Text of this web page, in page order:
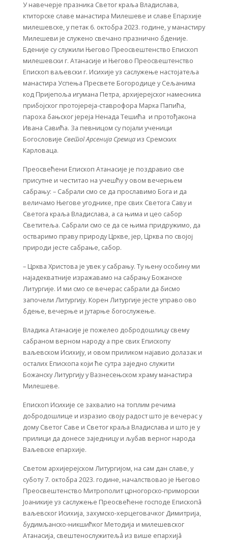
У навечерје празника Светог краља Владислава,
ктиторске славе манастира Милешеве и славе Епархије
милешевске, у петак 6. октобра 2023. године, у манастиру
Милешеви је служено свечано празнично бденије.
Бденије су служили Његово Преосвештенство Епископ
милешевски г. Атанасије и Његово Преосвештенство
Епископ ваљевски г. Исихије уз саслужење настојатеља
манастира Успења Пресвете Богородице у Сељанима
код Пријепоља игумана Петра, архијерејског намесника
прибојског протојереја-ставрофора Марка Папића,
пароха бањског јереја Ненада Тешића и протођакона
Ивана Савића. За певницом су појали ученици
Богословије Светог Арсенија Сремца из Сремских
Карловаца.
Преосвећени Епископ Атанасије је поздравио све
присутне и честитао на учешћу у овом вечерњем
сабрању: – Сабрали смо се да прославимо Бога и да
величамо Његове угоднике, пре свих Светога Саву и
Светога краља Владислава, а са њима и цео сабор
Светитеља. Сабрали смо се да се њима придружимо, да
остваримо праву природу Цркве, јер, Црква по својој
природи јесте сабрање, сабор.
– Црква Христова је увек у сабрању. Ту њену особину ми
најадекватније изражавамо на сабрању Божанске
Литургије. И ми смо се вечерас сабрали да бисмо
започели Литургију. Корен Литургије јесте управо ово
бдење, вечерње и јутарње богослужење.
Владика Атанасије је пожелео добродошлицу свему
сабраном верном народу а пре свих Епископу
ваљевском Исихију, и овом приликом најавио долазак и
осталих Епископа који ће сутра заједно служити
Божанску Литургију у Вазнесењском храму манастира
Милешеве.
Епископ Исихије се захвалио на топлим речима
добродошлице и изразио своју радост што је вечерас у
дому Светог Саве и Светог краља Владислава и што је у
прилици да донесе заједницу и љубав верног народа
Ваљевске епархије.
Светом архијерејском Литургијом, на сам дан славе, у
суботу 7. октобра 2023. године, началствовао је Његово
Преосвештенство Митрополит црногорско-приморски
Јоаникије уз саслужење Преосвећене господе Епископâ
ваљевског Исихија, захумско-херцеговачког Димитрија,
будимљанско-никшићког Методија и милешевског
Атанасија, свештенослужитељâ из више епархијâ